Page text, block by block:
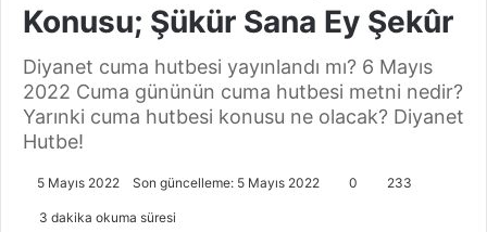
Konusu; Şükür Sana Ey Şekûr
Diyanet cuma hutbesi yayınlandı mı? 6 Mayıs
2022 Cuma gününün cuma hutbesi metni nedir?
Yarınki cuma hutbesi konusu ne olacak? Diyanet
Hutbe!
5 Mayıs 2022 Son güncelleme: 5 Mayıs 2022 0 233
3 dakika okuma süresi